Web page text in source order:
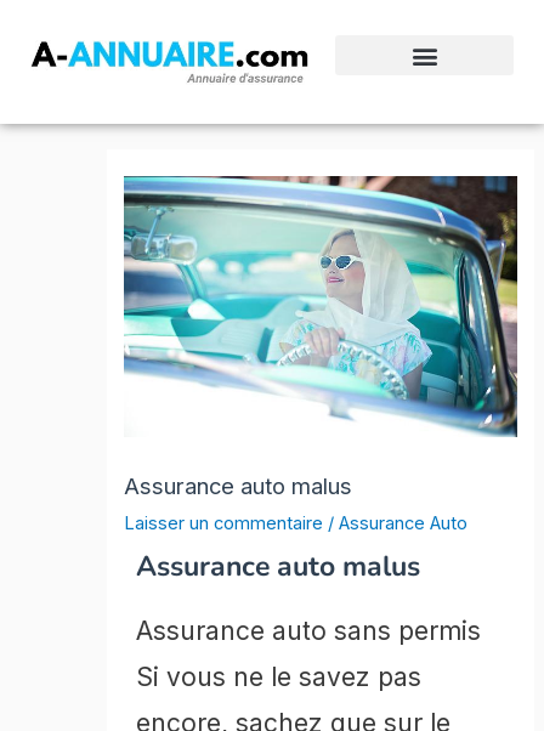
Assurance auto malus
Laisser un commentaire /Assurance Auto
Assurance auto malus
Assurance auto sans permis
Si vous ne le savez pas
encore, sachez que sur le